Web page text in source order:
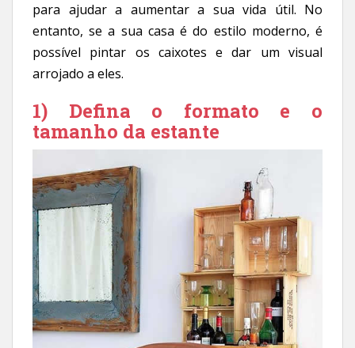
para ajudar a aumentar a sua vida útil. No
entanto, se a sua casa é do estilo moderno, é
possível pintar os caixotes e dar um visual
arrojado a eles.
1) Defina o formato e o
tamanho da estante